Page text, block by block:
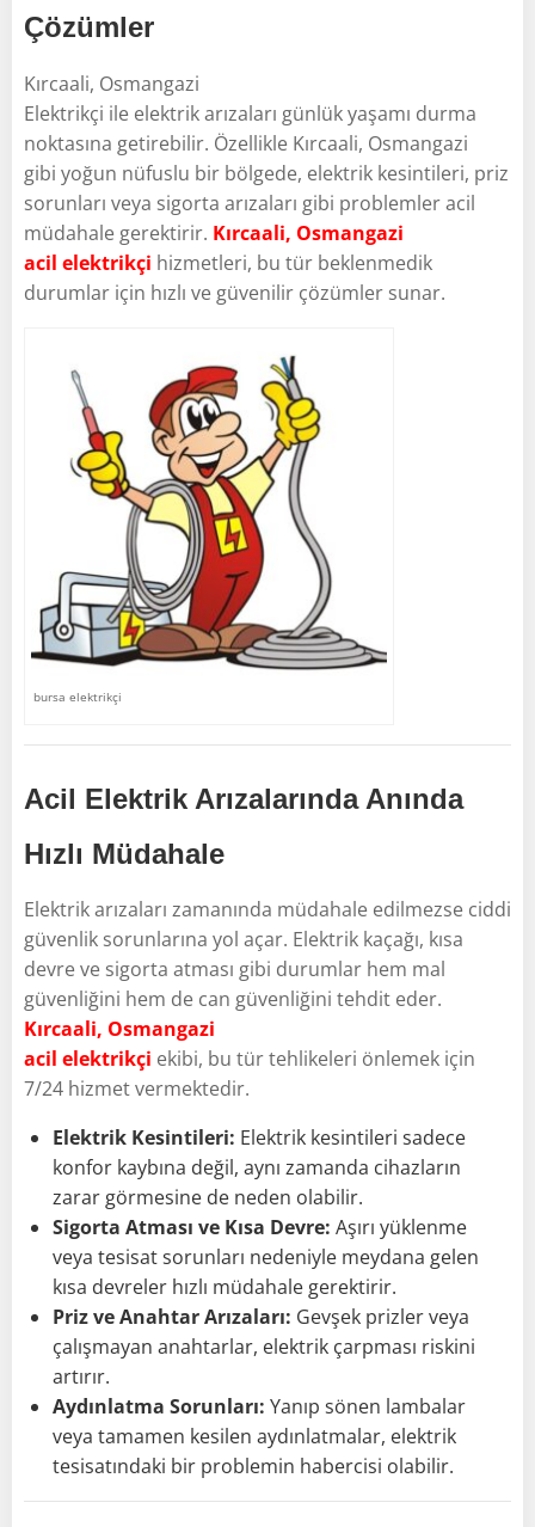
Çözümler
Kırcaali, Osmangazi
Elektrikçi ile elektrik arızaları günlük yaşamı durma
noktasına getirebilir. Özellikle Kırcaali, Osmangazi
gibi yoğun nüfuslu bir bölgede, elektrik kesintileri, priz
sorunları veya sigorta arızaları gibi problemler acil
müdahale gerektirir. Kırcaali, Osmangazi
acil elektrikçi hizmetleri, bu tür beklenmedik
durumlar için hızlı ve güvenilir çözümler sunar.
bursa elektrikçi
Acil Elektrik Arızalarında Anında
Hızlı Müdahale
Elektrik arızaları zamanında müdahale edilmezse ciddi
güvenlik sorunlarına yol açar. Elektrik kaçağı, kısa
devre ve sigorta atması gibi durumlar hem mal
güvenliğini hem de can güvenliğini tehdit eder.
Kırcaali, Osmangazi
acil elektrikçi ekibi, bu tür tehlikeleri önlemek için
7/24 hizmet vermektedir.
Elektrik Kesintileri: Elektrik kesintileri sadece
konfor kaybına değil, aynı zamanda cihazların
zarar görmesine de neden olabilir.
Sigorta Atması ve Kısa Devre: Aşırı yüklenme
veya tesisat sorunları nedeniyle meydana gelen
kısa devreler hızlı müdahale gerektirir.
Priz ve Anahtar Arızaları: Gevşek prizler veya
çalışmayan anahtarlar, elektrik çarpması riskini
artırır.
Aydınlatma Sorunları: Yanıp sönen lambalar
veya tamamen kesilen aydınlatmalar, elektrik
tesisatındaki bir problemin habercisi olabilir.